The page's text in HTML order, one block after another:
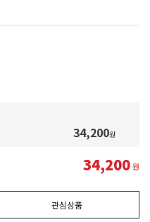
34,200원
34,200원
관심상품